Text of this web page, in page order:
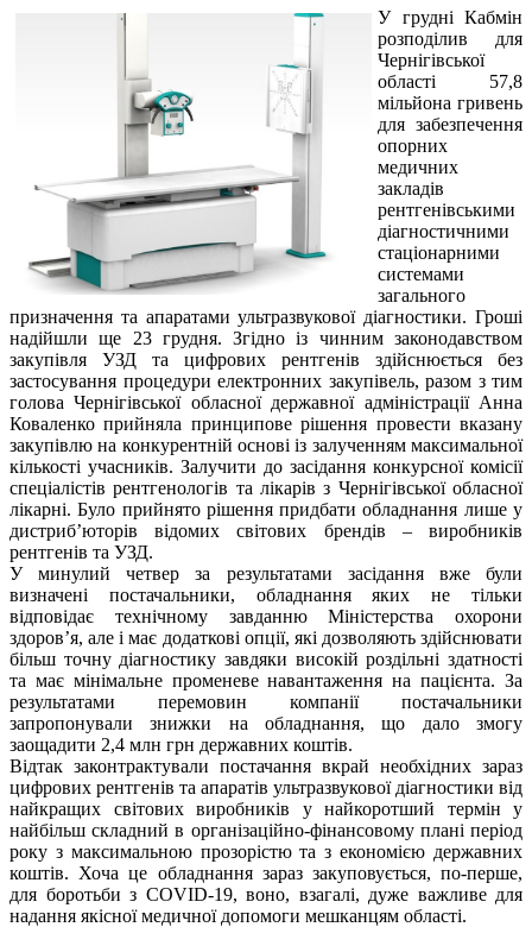
У грудні Кабмін
розподілив для
Чернігівської
області 57,8
мільйона гривень
для забезпечення
опорних
медичних
закладів
рентгенівськими
діагностичними
стаціонарними
системами
загального
призначення та апаратами ультразвукової діагностики. Гроші
надійшли ще 23 грудня. Згідно із чинним законодавством
закупівля УЗД та цифрових рентгенів здійснюється без
застосування процедури електронних закупівель, разом з тим
голова Чернігівської обласної державної адміністрації Анна
Коваленко прийняла принципове рішення провести вказану
закупівлю на конкурентній основі із залученням максимальної
кількості учасників. Залучити до засідання конкурсної комісії
спеціалістів рентгенологів та лікарів з Чернігівської обласної
лікарні. Було прийнято рішення придбати обладнання лише у
дистриб’юторів відомих світових брендів – виробників
рентгенів та УЗД.
У минулий четвер за результатами засідання вже були
визначені постачальники, обладнання яких не тільки
відповідає технічному завданню Міністерства охорони
здоров’я, але і має додаткові опції, які дозволяють здійснювати
більш точну діагностику завдяки високій роздільні здатності
та має мінімальне променеве навантаження на пацієнта. За
результатами перемовин компанії постачальники
запропонували знижки на обладнання, що дало змогу
заощадити 2,4 млн грн державних коштів.
Відтак законтрактували постачання вкрай необхідних зараз
цифрових рентгенів та апаратів ультразвукової діагностики від
найкращих світових виробників у найкоротший термін у
найбільш складний в організаційно-фінансовому плані період
року з максимальною прозорістю та з економією державних
коштів. Хоча це обладнання зараз закуповується, по-перше,
для боротьби з COVID-19, воно, взагалі, дуже важливе для
надання якісної медичної допомоги мешканцям області.